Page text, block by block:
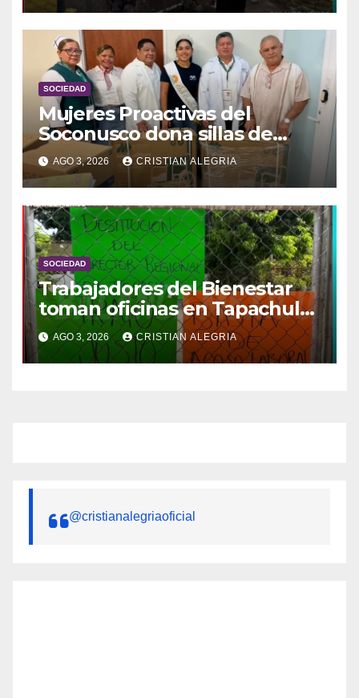
SOCIEDAD
Mujeres Proactivas del
Soconusco dona sillas de
ruedas e insumos al Hospital
General de Tapachula
AGO 3, 2026 CRISTIAN ALEGRIA
SOCIEDAD
Trabajadores del Bienestar
toman oficinas en Tapachula
y exigen destitución de
delegado regional
AGO 3, 2026 CRISTIAN ALEGRIA
@cristianalegriaoficial